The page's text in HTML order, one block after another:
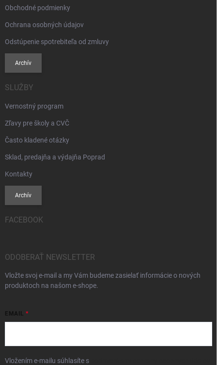
Obchodné podmienky
Ochrana osobných údajov
Odstúpenie spotrebiteľa od zmluvy
Archív
SLUŽBY
Vernostný program
Zľavy pre školy a CVČ
Často kladené otázky
Sklad, predajňa a výdajňa Poprad
Kontakty
Archív
FACEBOOK
ODOBERAŤ NEWSLETTER
Vložte svoj e-mail a my Vám budeme zasielať informácie o nových
produktoch na našom e-shope.
EMAIL
Vložením e-mailu súhlasíte s